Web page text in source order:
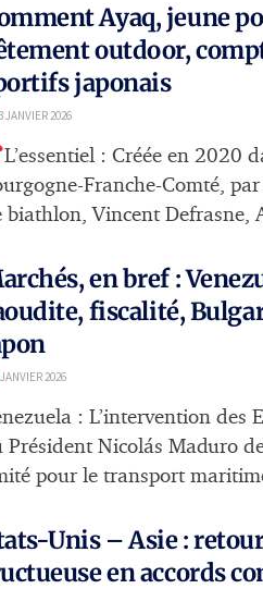
Ayaq, jeune
outdoor,
japonais
JANVIER 2026
L’essentiel : Créée en 2020
Franche-Comté,
biathlon, Vincent Defrasne,
en bref :
fiscalité,
2026
: L’intervention des
Président Nicolás Maduro
pour le transport
Unis – Asie :
en accords